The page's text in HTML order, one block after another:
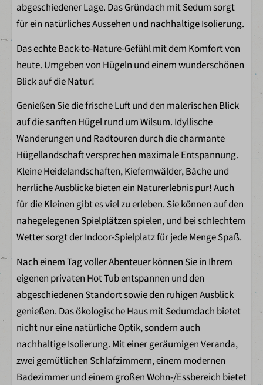
Essecke
Schlafzimmer
Air conditioning (cooling and heating)
Bettwäsche mit bezogenen Betten bei Ankunft
Doppelbett: 2
2 Schlafzimmer
Bettdecken
Kopfkissen
Kleiderschränke
Küche
Küchenbereich
Nespresso
Kühlschrank mit Gefrierfach
Geschirrspüler
Wasserkocher
Kombi-Mikrowelle
Backofen
Geschirr
Besteck
Küchengeräte
abgeschiedener Lage. Das Gründach mit Sedum sorgt
für ein natürliches Aussehen und nachhaltige Isolierung.
Das echte Back-to-Nature-Gefühl mit dem Komfort von
heute. Umgeben von Hügeln und einem wunderschönen
Blick auf die Natur!
Genießen Sie die frische Luft und den malerischen Blick
auf die sanften Hügel rund um Wilsum. Idyllische
Wanderungen und Radtouren durch die charmante
Hügellandschaft versprechen maximale Entspannung.
Kleine Heidelandschaften, Kiefernwälder, Bäche und
herrliche Ausblicke bieten ein Naturerlebnis pur! Auch
für die Kleinen gibt es viel zu erleben. Sie können auf den
nahegelegenen Spielplätzen spielen, und bei schlechtem
Wetter sorgt der Indoor-Spielplatz für jede Menge Spaß.
Nach einem Tag voller Abenteuer können Sie in Ihrem
eigenen privaten Hot Tub entspannen und den
abgeschiedenen Standort sowie den ruhigen Ausblick
genießen. Das ökologische Haus mit Sedumdach bietet
nicht nur eine natürliche Optik, sondern auch
nachhaltige Isolierung. Mit einer geräumigen Veranda,
zwei gemütlichen Schlafzimmern, einem modernen
Badezimmer und einem großen Wohn-/Essbereich bietet